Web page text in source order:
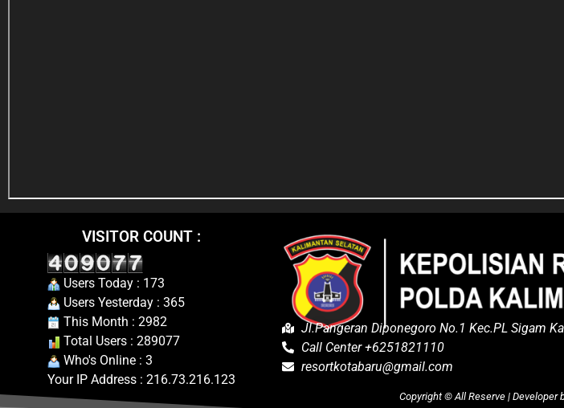
VISITOR COUNT :
Users Today : 173
Users Yesterday : 365
This Month : 2982
Total Users : 289077
Who's Online : 3
Your IP Address : 216.73.216.123
Jl.Pangeran Diponegoro No.1 Kec.PL Sigam
Call Center +6251821110
resortkotabaru@gmail.com
Copyright ©All Reserve | Developer